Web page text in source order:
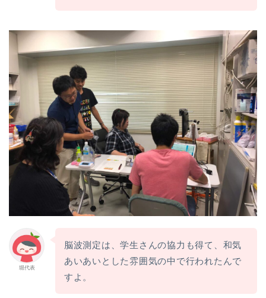
堀代表
脳波測定は、学生さんの協力も得て、和気
あいあいとした雰囲気の中で行われたんで
すよ。